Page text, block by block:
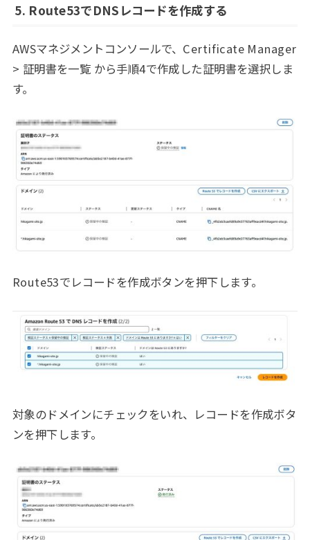
5. Route53でDNSレコードを作成する
AWSマネジメントコンソールで、Certificate Manager
> 証明書を一覧 から手順4で作成した証明書を選択しま
す。
Route53でレコードを作成ボタンを押下します。
対象のドメインにチェックをいれ、レコードを作成ボタ
ンを押下します。